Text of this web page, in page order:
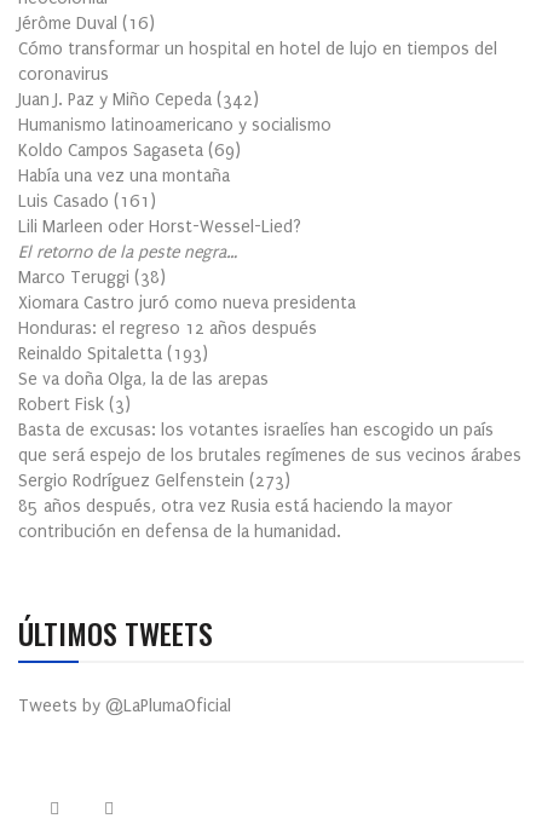
Jérôme Duval (16)
Cómo transformar un hospital en hotel de lujo en tiempos del
coronavirus
Juan J. Paz y Miño Cepeda (342)
Humanismo latinoamericano y socialismo
Koldo Campos Sagaseta (69)
Había una vez una montaña
Luis Casado (161 )
Lili Marleen oder Horst-Wessel-Lied?
El retorno de la peste negra…
Marco Teruggi (38)
Xiomara Castro juró como nueva presidenta
Honduras: el regreso 12 años después
Reinaldo Spitaletta (193)
Se va doña Olga, la de las arepas
Robert Fisk (3)
Basta de excusas: los votantes israelíes han escogido un país
que será espejo de los brutales regímenes de sus vecinos árabes
Sergio Rodríguez Gelfenstein (273)
85 años después, otra vez Rusia está haciendo la mayor
contribución en defensa de la humanidad.
ÚLTIMOS TWEETS
Tweets by @LaPlumaOficial